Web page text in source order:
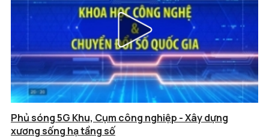
Phủ sóng 5G Khu, Cụm công nghiệp - Xây dựng
xương sống hạ tầng số